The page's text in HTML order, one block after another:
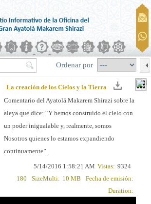
Ordenar por
La creación de los Cielos y la Tierra
Comentario del Ayatolá Makarem Shirazi sobre la
aleya que dice: “Y hemos construido el cielo con
un poder inigualable y, realmente, somos
Nosotros quienes lo estamos expandiendo
continuamente”.
9324
Vistas:
5/14/2016 1:58:21 AM
Fecha de emisión:
10 MB
SizeMulti:
180
Duration: